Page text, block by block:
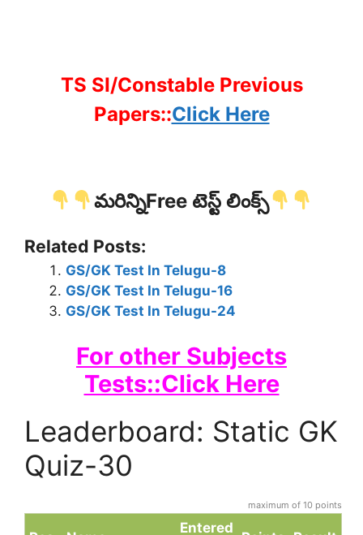
TS SI/Constable Previous
Papers::Click Here
మరిన్నిFree టెస్ట్ లింక్స్
Related Posts:
GS/GK Test In Telugu-8
GS/GK Test In Telugu-16
GS/GK Test In Telugu-24
For other Subjects
Tests::Click Here
Leaderboard: Static GK
Quiz-30
maximum of 10 points
Entered